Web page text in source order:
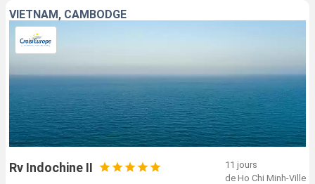
VIETNAM, CAMBODGE
Rv Indochine II
11 jours
de Ho Chi Minh-Ville